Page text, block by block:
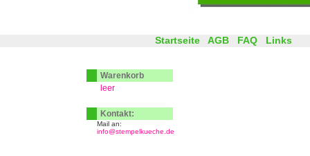
Startseite AGB FAQ Links
Warenkorb
leer
Kontakt:
Mail an:
info@stempelkueche.de